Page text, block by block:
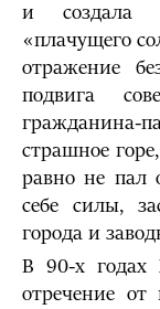
и создала
«плачущего
отражение
подвига
гражданина-
страшное
равно не пал
себе силы,
города и
В 90-х годах
отречение от